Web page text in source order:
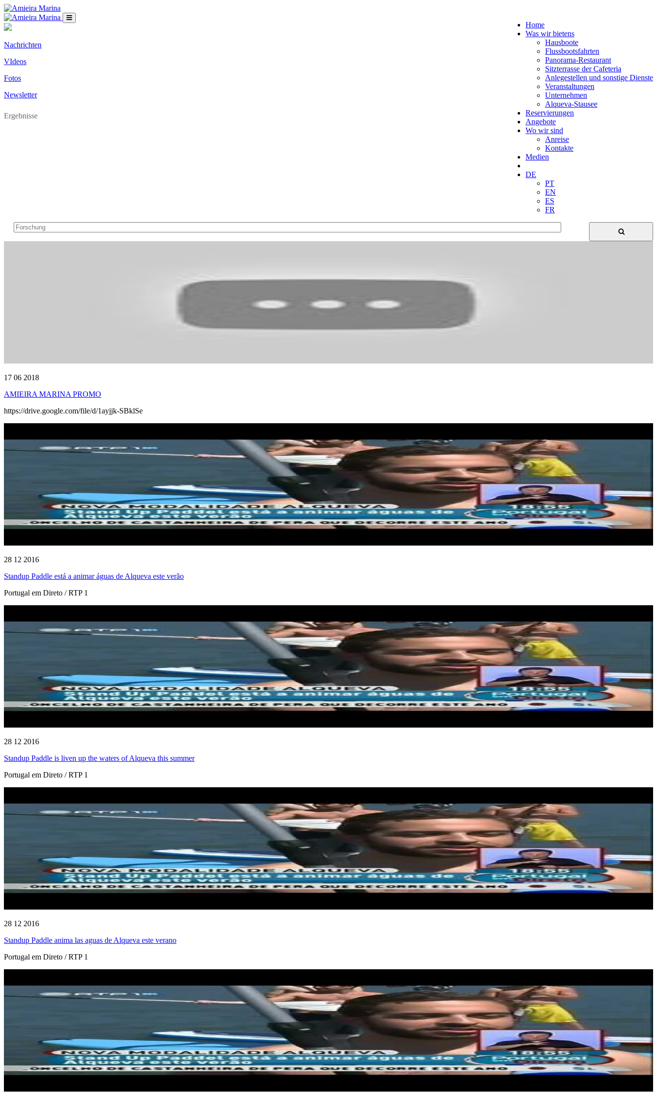
Home
Was wir bietens
Hausboote
Flussbootsfahrten
Panorama-Restaurant
Sitzterrasse der Cafeteria
Anlegestellen und sonstige Dienste
Veranstaltungen
Unternehmen
Alqueva-Stausee
Reservierungen
Angebote
Wo wir sind
Anreise
Kontakte
Medien
DE
PT
EN
ES
FR
Nachrichten
VIdeos
Fotos
Newsletter
Ergebnisse
17 06 2018
AMIEIRA MARINA PROMO
https://drive.google.com/file/d/1ayjjk-SBklSe
28 12 2016
Standup Paddle está a animar águas de Alqueva este verão
Portugal em Direto / RTP 1
28 12 2016
Standup Paddle is liven up the waters of Alqueva this summer
Portugal em Direto / RTP 1
28 12 2016
Standup Paddle anima las aguas de Alqueva este verano
Portugal em Direto / RTP 1